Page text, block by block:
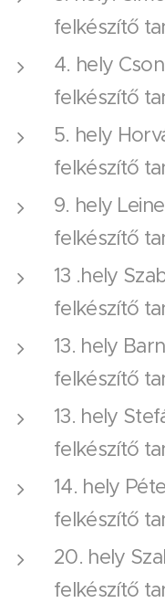
felkészítő
4. hely
felkészítő
5. hely
felkészítő
9. hely
felkészítő
13 .hely
felkészítő
13. hely
felkészítő
13. hely
felkészítő
14. hely
felkészítő
20. hely
felkészítő